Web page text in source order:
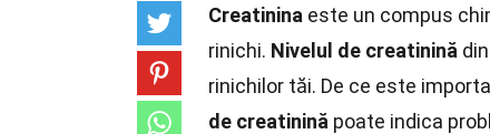
Creatinina este un compus
rinichi. Nivelul de creatinină
rinichilor tăi. De ce este
de creatinină poate indica